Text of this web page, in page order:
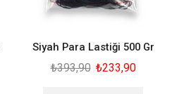
Siyah Para Lastiği 500 Gr
₺393,90 ₺233,90